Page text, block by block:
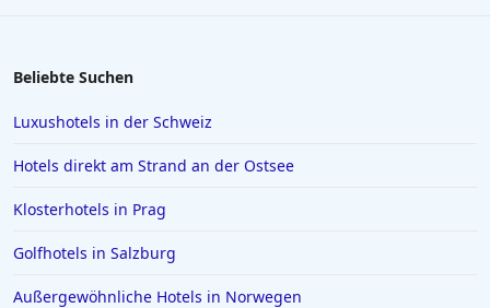
Beliebte Suchen
Luxushotels in der Schweiz
Hotels direkt am Strand an der Ostsee
Klosterhotels in Prag
Golfhotels in Salzburg
Außergewöhnliche Hotels in Norwegen